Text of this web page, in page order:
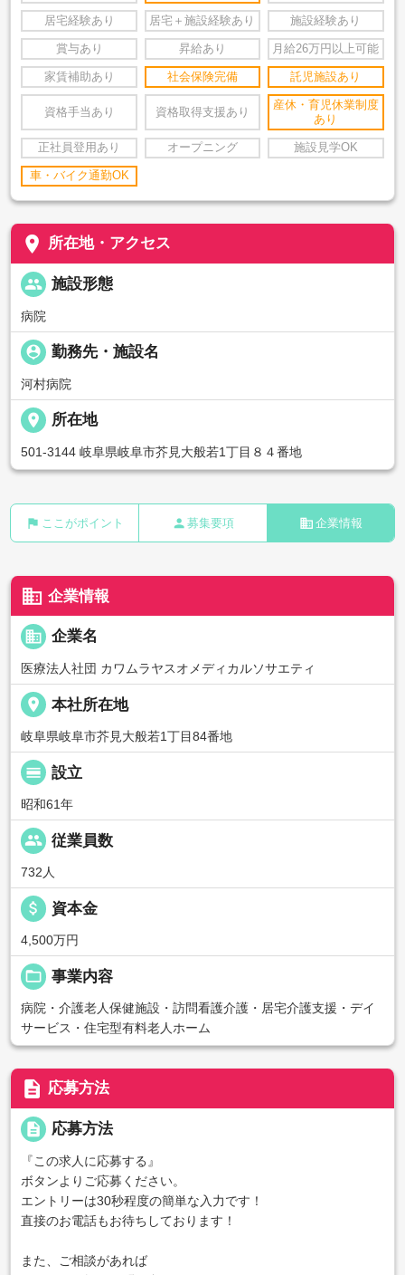
居宅経験あり 居宅＋施設経験あり 施設経験あり
賞与あり 昇給あり 月給26万円以上可能
家賃補助あり 社会保険完備 託児施設あり
資格手当あり 資格取得支援あり
産休・育児休業制度
あり
正社員登用あり オープニング 施設見学OK
車・バイク通勤OK
place 所在地・アクセス
people 施設形態
病院
person_pin 勤務先・施設名
河村病院
place 所在地
501-3144 岐阜県岐阜市芥見大般若1丁目８４番地
flag ここがポイント person 募集要項 business 企業情報
business 企業情報
business 企業名
医療法人社団 カワムラヤスオメディカルソサエティ
place 本社所在地
岐阜県岐阜市芥見大般若1丁目84番地
calendar_view_day 設立
昭和61年
people 従業員数
732人
attach_money 資本金
4,500万円
folder_open 事業内容
病院・介護老人保健施設・訪問看護介護・居宅介護支援・デイ
サービス・住宅型有料老人ホーム
description 応募方法
description 応募方法
『この求人に応募する』
ボタンよりご応募ください。
エントリーは30秒程度の簡単な入力です！
直接のお電話もお待ちしております！
また、ご相談があれば